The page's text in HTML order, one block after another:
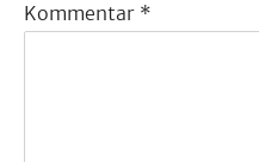
Kommentar *